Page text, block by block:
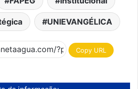
UNIEVANGÉLICA
Copy URL